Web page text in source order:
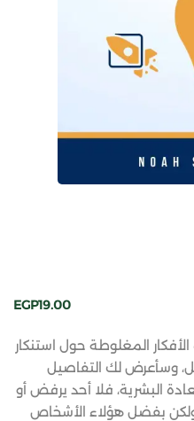
EGP19.00
المغلوطة حول استنكار
وسأعرض لك التفاصيل
البشرية، فلا أحد يرفض أو
ولكن بفضل هؤلاء الأشخاص